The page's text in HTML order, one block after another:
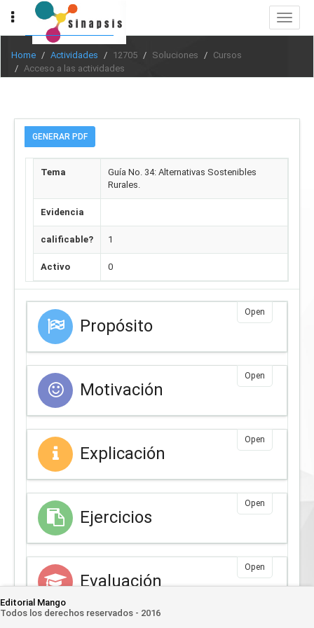
Toggle
Home Actividades 12705 Soluciones
Cursos
Acceso a las actividades
GENERAR PDF
Tema
Guía No. 34: Alternativas Sostenibles
Rurales.
Evidencia
calificable? 1
Activo 0
Propósito
Open
Motivación
Open
Explicación
Open
Ejercicios
Open
Evaluación
Open
Editorial Mango
Todos los derechos reservados - 2016